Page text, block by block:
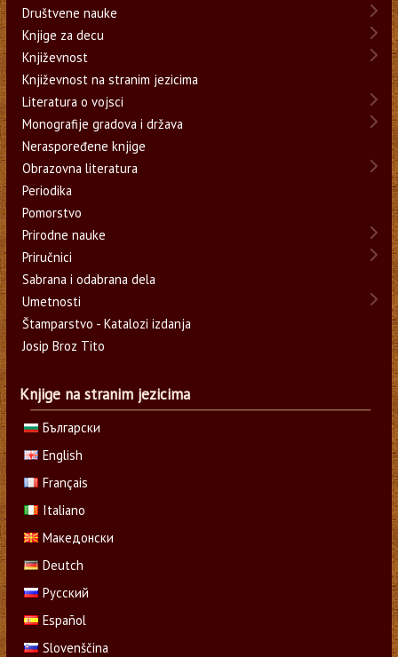
Društvene nauke
Knjige za decu
Književnost
Književnost na stranim jezicima
Literatura o vojsci
Monografije gradova i država
Neraspoređene knjige
Obrazovna literatura
Periodika
Pomorstvo
Prirodne nauke
Priručnici
Sabrana i odabrana dela
Umetnosti
Štamparstvo - Katalozi izdanja
Josip Broz Tito
Knjige na stranim jezicima
Български
English
Français
Italiano
Македонски
Deutch
Русский
Español
Slovenščina